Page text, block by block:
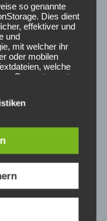
#SportFürAlle
so genannte
Dies dient
effektiver und
und
mit welcher ihr
oder mobilen
welche
Computersystem
und
Einstellung in
sogenannte
Kennung
Zeichenfolge, durch
konkreten
können, in dem
ermöglicht es den
anderen